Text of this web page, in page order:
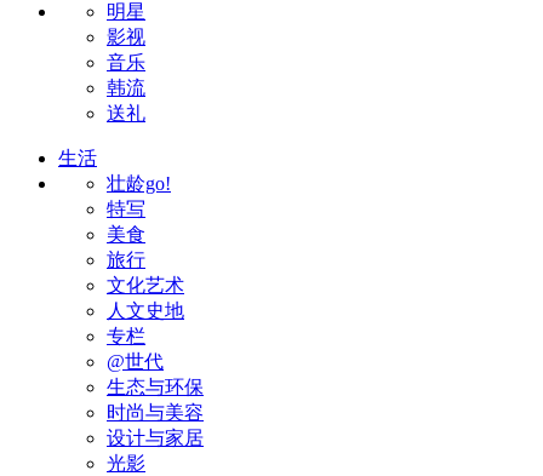
明星
影视
音乐
韩流
送礼
生活
壮龄go!
特写
美食
旅行
文化艺术
人文史地
专栏
@世代
生态与环保
时尚与美容
设计与家居
光影